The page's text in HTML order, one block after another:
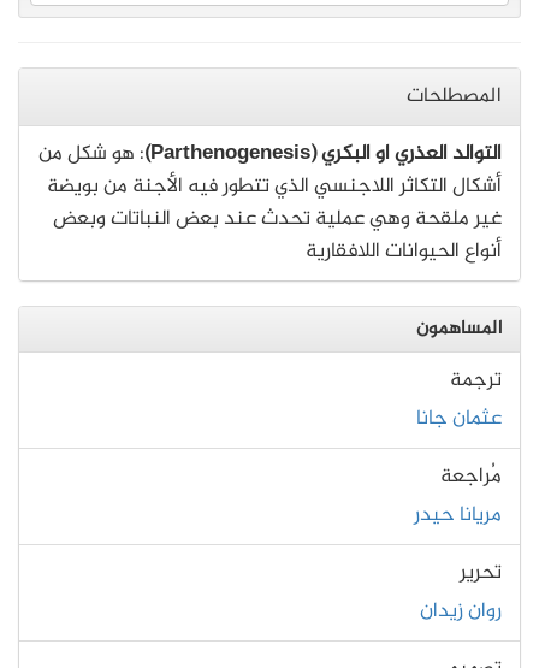
المصطلحات
التوالد العذري او البكري (Parthenogenesis)
: هو شكل من
أشكال التكاثر اللاجنسي الذي تتطور فيه الأجنة من بويضة
غير ملقحة وهي عملية تحدث عند بعض النباتات وبعض
أنواع الحيوانات اللافقارية
المساهمون
ترجمة
عثمان جانا
مُراجعة
مريانا حيدر
تحرير
روان زيدان